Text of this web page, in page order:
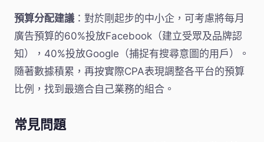
預算分配建議 ：對於剛起步的中小企，可考慮將每月
廣告預算的60%投放Facebook（建立受眾及品牌認
知），40%投放Google（捕捉有搜尋意圖的用戶）。
隨著數據積累，再按實際CPA表現調整各平台的預算
比例，找到最適合自己業務的組合。
常見問題